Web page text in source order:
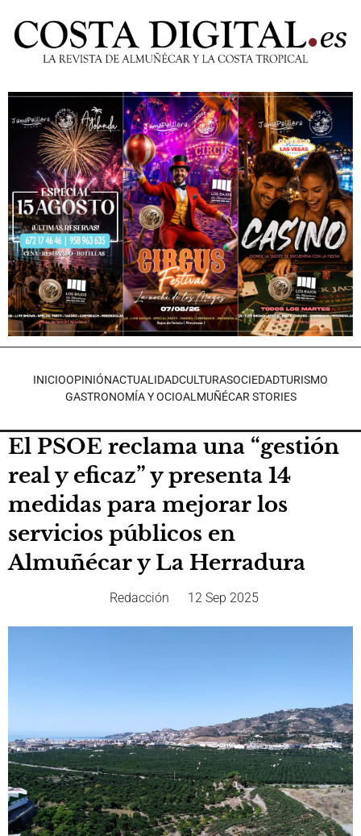
INICIOOPINIÓNACTUALIDADCULTURASOCIEDADTURISMO
GASTRONOMÍA Y OCIOALMUÑÉCAR STORIES
El PSOE reclama una “gestión
real y eficaz” y presenta 14
medidas para mejorar los
servicios públicos en
Almuñécar y La Herradura
Redacción 12 Sep 2025